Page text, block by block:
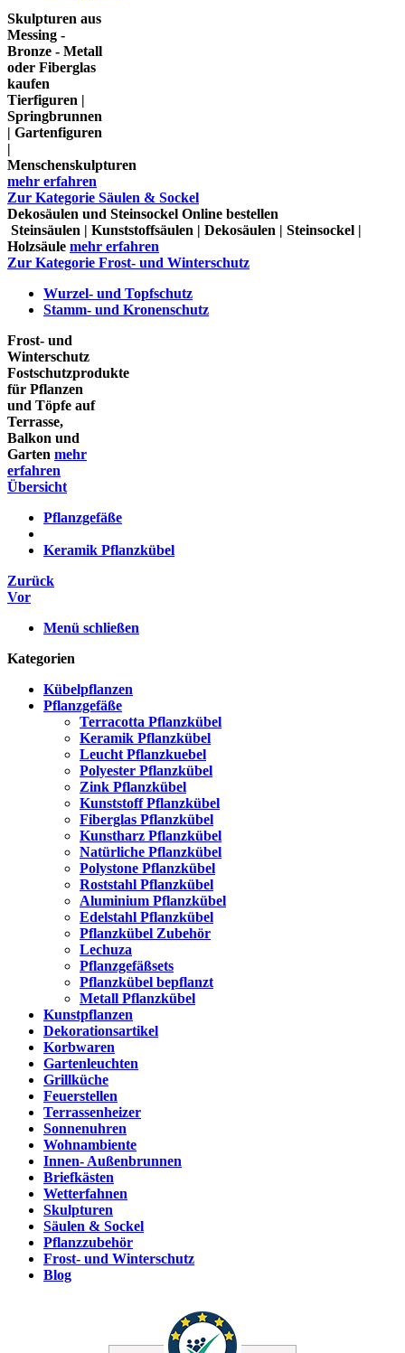
Skulpturen aus
Messing -
Bronze - Metall
oder Fiberglas
kaufen
Tierfiguren |
Springbrunnen
| Gartenfiguren
|
Menschenskulpturen
mehr erfahren
Zur Kategorie Säulen & Sockel
Dekosäulen und Steinsockel Online bestellen
Steinsäulen | Kunststoffsäulen | Dekosäulen | Steinsockel |
Holzsäule mehr erfahren
Zur Kategorie Frost- und Winterschutz
Wurzel- und Topfschutz
Stamm- und Kronenschutz
Frost- und
Winterschutz
Fostschutzprodukte
für Pflanzen
und Töpfe auf
Terrasse,
Balkon und
Garten mehr
erfahren
Übersicht
Pflanzgefäße
Keramik Pflanzkübel
Zurück
Vor
Menü schließen
Kategorien
Kübelpflanzen
Pflanzgefäße
Terracotta Pflanzkübel
Keramik Pflanzkübel
Leucht Pflanzkuebel
Polyester Pflanzkübel
Zink Pflanzkübel
Kunststoff Pflanzkübel
Fiberglas Pflanzkübel
Kunstharz Pflanzkübel
Natürliche Pflanzkübel
Polystone Pflanzkübel
Roststahl Pflanzkübel
Aluminium Pflanzkübel
Edelstahl Pflanzkübel
Pflanzkübel Zubehör
Lechuza
Pflanzgefäßsets
Pflanzkübel bepflanzt
Metall Pflanzkübel
Kunstpflanzen
Dekorationsartikel
Korbwaren
Gartenleuchten
Grillküche
Feuerstellen
Terrassenheizer
Sonnenuhren
Wohnambiente
Innen- Außenbrunnen
Briefkästen
Wetterfahnen
Skulpturen
Säulen & Sockel
Pflanzzubehör
Frost- und Winterschutz
Blog